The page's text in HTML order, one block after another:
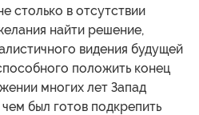
столько в отсутствии
найти решение,
видения будущей
положить конец
многих лет Запад
был готов подкрепить